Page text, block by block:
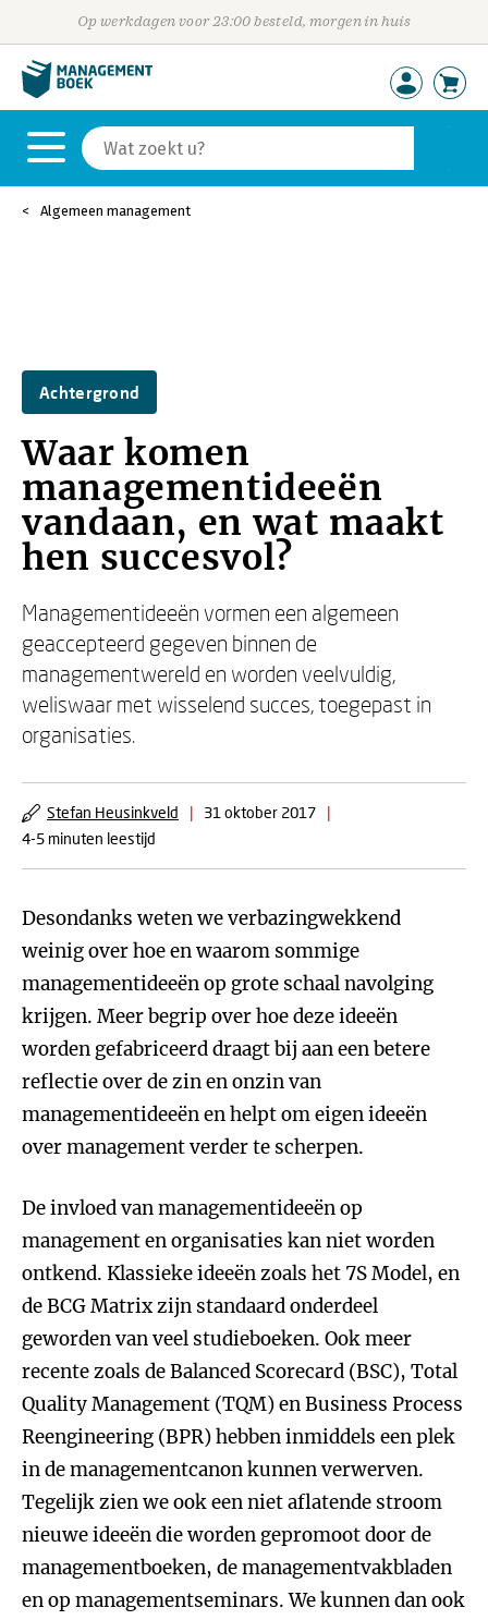
Op werkdagen voor 23:00 besteld, morgen in huis
Algemeen management
Achtergrond
Waar komen
managementideeën
vandaan, en wat maakt
hen succesvol?
Managementideeën vormen een algemeen
geaccepteerd gegeven binnen de
managementwereld en worden veelvuldig,
weliswaar met wisselend succes, toegepast in
organisaties.
Stefan Heusinkveld | 31 oktober 2017
|
4-5 minuten leestijd
Desondanks weten we verbazingwekkend
weinig over hoe en waarom sommige
managementideeën op grote schaal navolging
krijgen. Meer begrip over hoe deze ideeën
worden gefabriceerd draagt bij aan een betere
reflectie over de zin en onzin van
managementideeën en helpt om eigen ideeën
over management verder te scherpen.
De invloed van managementideeën op
management en organisaties kan niet worden
ontkend. Klassieke ideeën zoals het 7S Model, en
de BCG Matrix zijn standaard onderdeel
geworden van veel studieboeken. Ook meer
recente zoals de Balanced Scorecard (BSC), Total
Quality Management (TQM) en Business Process
Reengineering (BPR) hebben inmiddels een plek
in de managementcanon kunnen verwerven.
Tegelijk zien we ook een niet aflatende stroom
nieuwe ideeën die worden gepromoot door de
managementboeken, de managementvakbladen
en op managementseminars. We kunnen dan ook